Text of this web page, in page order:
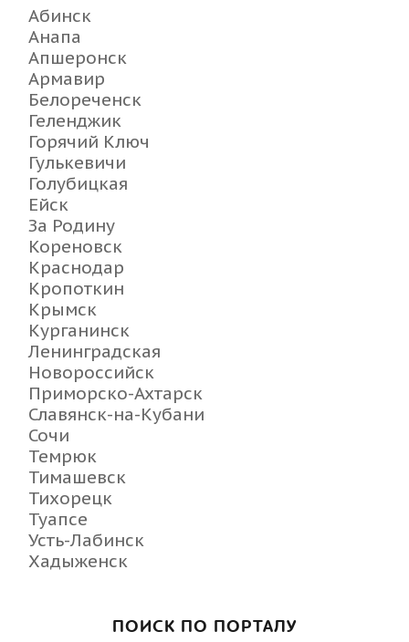
Абинск
Анапа
Апшеронск
Армавир
Белореченск
Геленджик
Горячий Ключ
Гулькевичи
Голубицкая
Ейск
За Родину
Кореновск
Краснодар
Кропоткин
Крымск
Курганинск
Ленинградская
Новороссийск
Приморско-Ахтарск
Славянск-на-Кубани
Сочи
Темрюк
Тимашевск
Тихорецк
Туапсе
Усть-Лабинск
Хадыженск
ПОИСК ПО ПОРТАЛУ